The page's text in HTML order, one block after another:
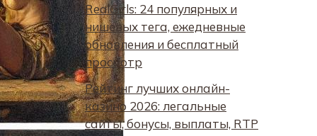
RealGirls: 24 популярных и
нишевых тега, ежедневные
обновления и бесплатный
просмотр
Рейтинг лучших онлайн-
казино 2026: легальные
сайты, бонусы, выплаты, RTP